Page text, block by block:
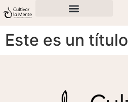
Este es un título